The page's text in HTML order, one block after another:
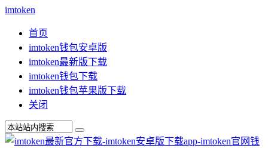
imtoken
首页
imtoken钱包安卓版
imtoken最新版下载
imtoken钱包下载
imtoken钱包苹果版下载
关闭